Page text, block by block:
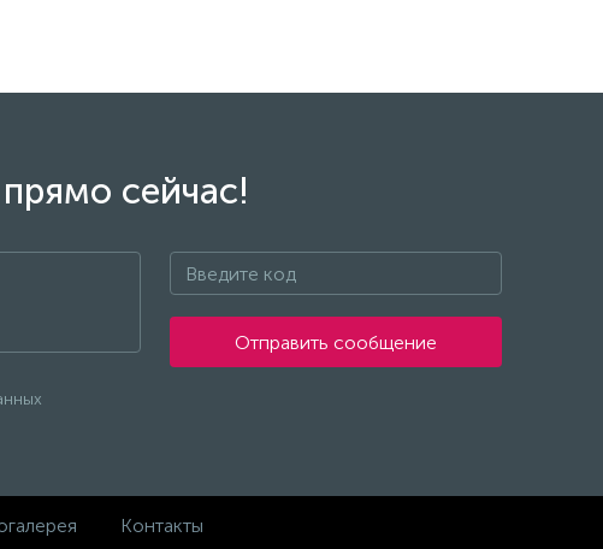
сейчас!
Отправить сообщение
Контакты